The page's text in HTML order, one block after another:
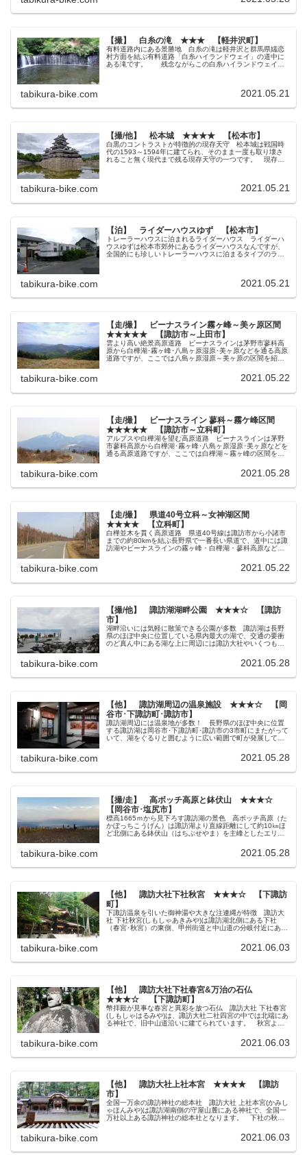
【撮】 白糸の滝 ★★★ 【軽井沢町】
有料道路内にある景勝地 白糸の滝は軽井沢と群馬県嬬恋
村方面を結ぶ有料道路「白糸ハイランドウェイ」の道中に
ある滝です。 残念ながらこの白糸ハイランドウェイは
tabikura-bike.com 2021.05.21
【撮/他】 松本城 ★★★★ 【松本市】
白黒のコントラストが特徴的の現存天守 松本城は戦国時
代の1593～1594年に建てられ、そのまま一度も取り壊さ
れること無く現代まで残る現存天守の一つです。 現存天
tabikura-bike.com 2021.05.21
【泊】 ライダーハウスゆず 【松本市】
トレーラーハウスに泊まれるライダーハウス ライダーハ
ウスゆずは松本市郊外にあるライダーハウスなんですが、
全国的にも珍しいトレーラーハウスに泊まるタイプのライ
tabikura-bike.com 2021.05.21
【走/撮】 ビーナスライン霧ヶ峰～美ヶ原区間
★★★★★ 【諏訪市～上田市】
雲より高い絶景高原道路 ビーナスラインは茅野市蓼科高
原から白樺湖･霧ヶ峰･八島ヶ原湿原･美ヶ原などを通る高原
道路ですが、ここでは八島ヶ原湿原～美ヶ原の区間を紹介
tabikura-bike.com 2021.05.22
【走/撮】 ビーナスライン 蓼科～霧ケ峰区間
★★★★★ 【諏訪市～立科町】
アルプスや白樺湖を望む高原道路 ビーナスラインは茅野
市蓼科高原から白樺湖･霧ヶ峰･八島ヶ原湿原･美ヶ原などを
通る高原道路ですが、ここでは白樺湖～霧ヶ峰の区間を紹
tabikura-bike.com 2021.05.28
【走/撮】 県道40号立科～女神湖区間
★★★★ 【立科町】
白樺並木を貫く高原道路 県道40号線は諏訪市から小諸市
までの約80kmを結ぶ長野県で一番長い県道で、道中には諏
訪湖やビーナスラインの霧ヶ峰・白樺湖・蓼科高原などが
tabikura-bike.com 2021.05.22
【撮/他】 諏訪湖湖畔公園 ★★★☆ 【諏訪
市】
湖畔沿いには気軽に散策できる公園が多数 諏訪湖は長野
県のほぼ中央に位置している県内最大の湖で、交通の要衝
のど真ん中にある湖な上に周辺には諏訪大社やいくつもの
tabikura-bike.com 2021.05.28
【他】 諏訪湖周辺の温泉施設 ★★★☆ 【岡
谷市･下諏訪町･諏訪市】
諏訪湖周辺には温泉地が多数！ 長野県のほぼ中央に位置
する諏訪湖は岡谷市･下諏訪町･諏訪市の3市町にまたがって
いて、湖をぐるりと囲むように広い範囲で町が発展してい
tabikura-bike.com 2021.05.28
【撮/走】 高ボッチ高原と鉢伏山 ★★★☆
【岡谷市･塩尻市】
標高1665ｍから見下ろす諏訪湖の景色 高ボッチ高原（た
かぼっちこうげん）は諏訪湖より直線距離にして約10㎞ほ
ど北側にある鉢伏山（はちぶせやま）を主峰としたエリア
tabikura-bike.com 2021.05.28
【他】 諏訪大社下社秋宮 ★★★☆ 【下諏訪
町】
下諏訪温泉を引いた御神湯や大きな注連縄が特徴 諏訪大
社 下社秋宮(しもしゃあきみや)は諏訪湖北側にある下社
（春宮･秋宮）の東側、甲州街道と中山道の分岐付近にあ
tabikura-bike.com 2021.06.03
【他】 諏訪大社下社春宮&万治の石仏
★★★☆ 【下諏訪町】
幣拝殿が見事な春宮と異彩を放つ石仏 諏訪大社 下社春宮
(しもしゃはるみや)は、諏訪大社二社四宮の中では北端にあ
る神社で、旧中山道沿いに建てられています。 秋宮より
tabikura-bike.com 2021.06.03
【他】 諏訪大社上社本宮 ★★★★ 【諏訪
市】
全国一万余の諏訪神社の総本社 諏訪大社 上社本宮(かみし
ゃほんみや)は諏訪湖南側の守屋山麓にある神社で、全国一
万社以上ある諏訪神社の総本社となります。 下社の秋宮･
tabikura-bike.com 2021.06.03